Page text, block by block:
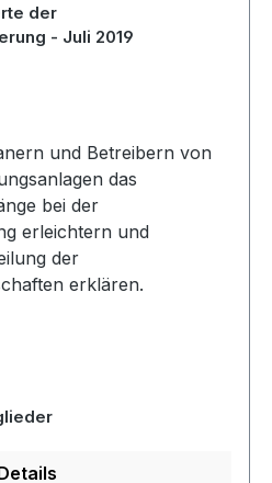
der
- Juli 2019
und Betreibern von
das
bei der
erleichtern und
der
erklären.